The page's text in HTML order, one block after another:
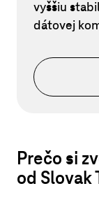
vyššiu
dátovej
Prečo si
od Slovak